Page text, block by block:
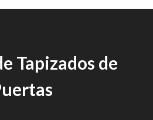
Tapizados de